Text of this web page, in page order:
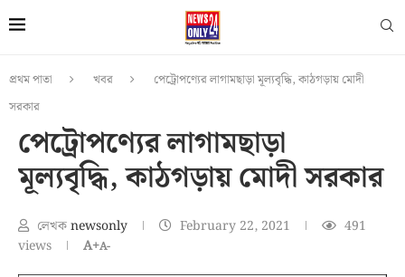
প্রথম পাতা খবর
পেট্রোপণ্যের লাগামছাড়া মূল্যবৃদ্ধি, কাঠগড়ায় মোদী
সরকার
পেট্রোপণ্যের লাগামছাড়া
মূল্যবৃদ্ধি, কাঠগড়ায় মোদী সরকার
লেখকnewsonly February 22, 2021
491
views
A+A-